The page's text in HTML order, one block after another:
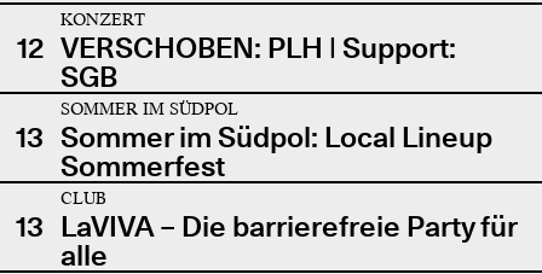
12
KONZERT
VERSCHOBEN: PLH | Support:
SGB
13
SOMMER IM SÜDPOL
Sommer im Südpol: Local Lineup
Sommerfest
13
CLUB
LaVIVA – Die barrierefreie Party für
alle